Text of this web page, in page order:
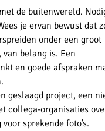
de buitenwereld.
je ervan bewust dat
onder een groot
belang is. Een
en goede afspraken
geslaagd project, een
collega-organisaties
sprekende foto’s.